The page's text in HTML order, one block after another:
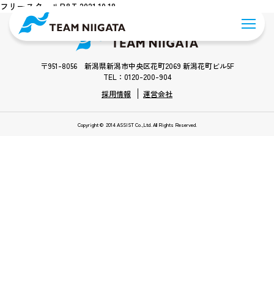
フリースクールP&T 2021.10.18
〒951-8056 新潟県新潟市中央区花町2069 新潟花町ビル5F
TEL：0120-200-904
採用情報
運営会社
Copyright © 2014 ASSIST Co.,Ltd. All Rights Reserved.